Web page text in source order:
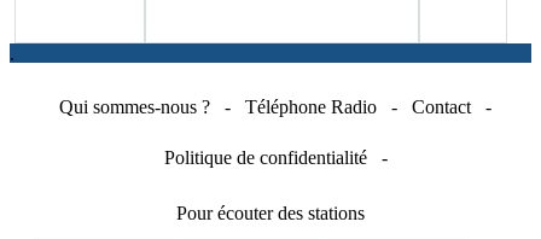
.
Qui sommes-nous ? - Téléphone Radio - Contact -
Politique de confidentialité -
Pour écouter des stations